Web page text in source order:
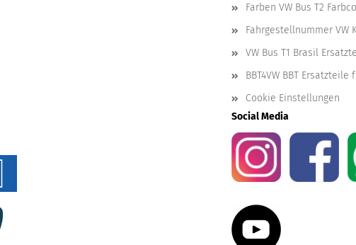
Farben VW Bus T2
Fahrgestellnummer VW
VW Bus T1 Brasil
BBT4VW BBT Ersatzteile
Cookie Einstellungen
Social Media